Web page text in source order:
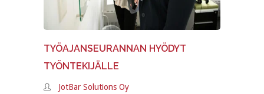
TYÖAJANSEURANNAN HYÖDYT
TYÖNTEKIJÄLLE
JotBar Solutions Oy